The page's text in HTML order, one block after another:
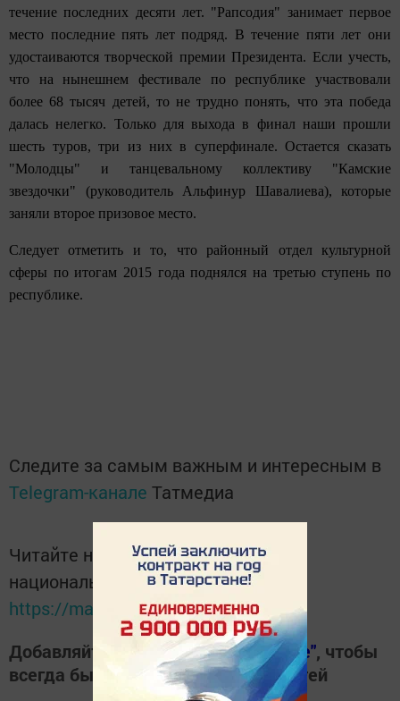
течение последних десяти лет. "Рапсодия" занимает первое
место последние пять лет подряд. В течение пяти лет они
удостаиваются творческой премии Президента. Если учесть,
что на нынешнем фестивале по республике участвовали
более 68 тысяч детей, то не трудно понять, что эта победа
далась нелегко. Только для выхода в финал наши прошли
шесть туров, три из них в суперфинале. Остается сказать
"Молодцы" и танцевальному коллективу "Камские
звездочки" (руководитель Альфинур Шавалиева), которые
заняли второе призовое место.
Следует отметить и то, что районный отдел культурной
сферы по итогам 2015 года поднялся на третью ступень по
республике.
Следите за самым важным и интересным в
Telegram-канале Татмедиа
Читайте новости Татарстана в
национальном мессенджере MАХ:
https://max.ru/tatmedia
Добавляйте наш сайт в"Избранные", чтобы
всегда быть в курсе свежих новостей